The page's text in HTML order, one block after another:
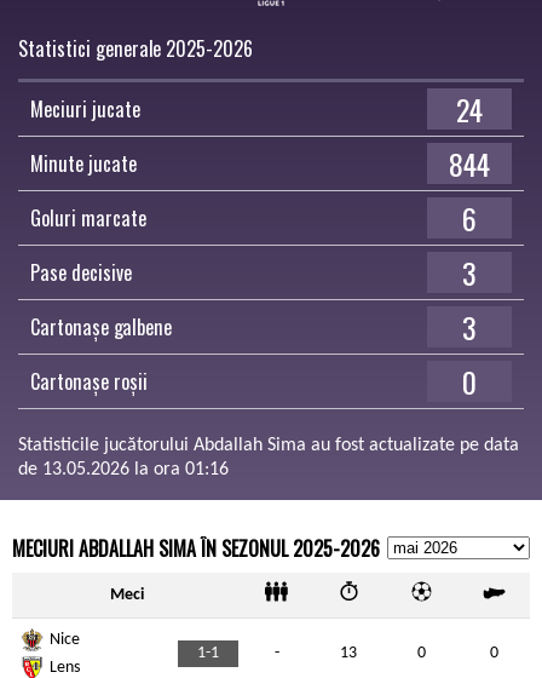
Statistici generale 2025-2026
Meciuri jucate 24
Minute jucate 844
Goluri marcate 6
Pase decisive 3
Cartonașe galbene 3
Cartonașe roșii 0
Statisticile jucătorului Abdallah Sima au fost actualizate pe data
de 13.05.2026 la ora 01:16
MECIURI ABDALLAH SIMA ÎN SEZONUL 2025-2026
Meci
Nice
1-1
Lens
- 13 0 0